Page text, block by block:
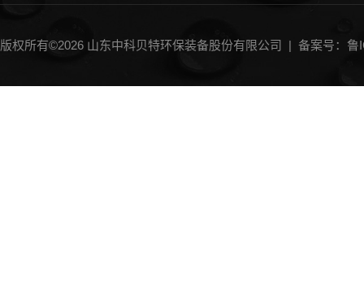
版权所有©2026 山东中科贝特环保装备股份有限公司 | 备案号：鲁